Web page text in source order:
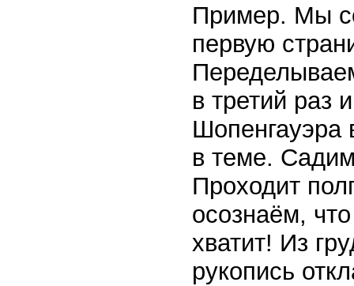
Пример. Мы
первую
в третий раз
Шопенгауэра
в теме.
Проходит
осознаём,
хватит! Из
рукопись